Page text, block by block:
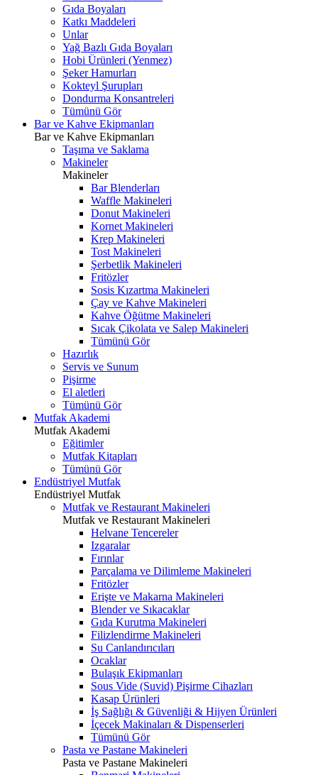
Gıda Boyaları
Katkı Maddeleri
Unlar
Yağ Bazlı Gıda Boyaları
Hobi Ürünleri (Yenmez)
Şeker Hamurları
Kokteyl Şurupları
Dondurma Konsantreleri
Tümünü Gör
Bar ve Kahve Ekipmanları
Bar ve Kahve Ekipmanları
Taşıma ve Saklama
Makineler
Makineler
Bar Blenderları
Waffle Makineleri
Donut Makineleri
Kornet Makineleri
Krep Makineleri
Tost Makineleri
Şerbetlik Makineleri
Fritözler
Sosis Kızartma Makineleri
Çay ve Kahve Makineleri
Kahve Öğütme Makineleri
Sıcak Çikolata ve Salep Makineleri
Tümünü Gör
Hazırlık
Servis ve Sunum
Pişirme
El aletleri
Tümünü Gör
Mutfak Akademi
Mutfak Akademi
Eğitimler
Mutfak Kitapları
Tümünü Gör
Endüstriyel Mutfak
Endüstriyel Mutfak
Mutfak ve Restaurant Makineleri
Mutfak ve Restaurant Makineleri
Helvane Tencereler
Izgaralar
Fırınlar
Parçalama ve Dilimleme Makineleri
Fritözler
Erişte ve Makarna Makineleri
Blender ve Sıkacaklar
Gıda Kurutma Makineleri
Filizlendirme Makineleri
Su Canlandırıcıları
Ocaklar
Bulaşık Ekipmanları
Sous Vide (Suvid) Pişirme Cihazları
Kasap Ürünleri
İş Sağlığı & Güvenliği & Hijyen Ürünleri
İçecek Makinaları & Dispenserleri
Tümünü Gör
Pasta ve Pastane Makineleri
Pasta ve Pastane Makineleri